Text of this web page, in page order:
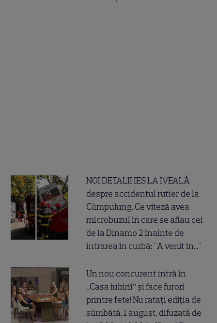
NOI DETALII IES LA IVEALĂ
despre accidentul rutier de la
Câmpulung. Ce viteză avea
microbuzul în care se aflau cei
de la Dinamo 2 înainte de
intrarea în curbă: "A venit în..."
Un nou concurent intră în
„Casa iubirii” și face furori
printre fete! Nu ratați ediția de
sâmbătă, 1 august, difuzată de